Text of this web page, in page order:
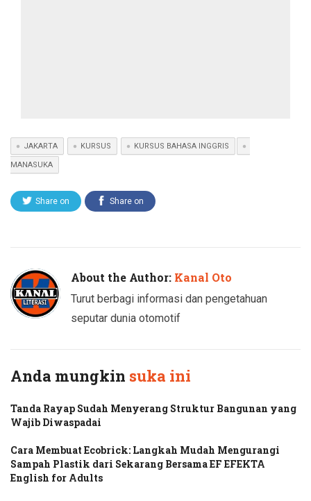
JAKARTA KURSUS KURSUS BAHASA INGGRIS
MANASUKA
Share on Share on
About the Author: Kanal Oto
Turut berbagi informasi dan pengetahuan
seputar dunia otomotif
Anda mungkin suka ini
Tanda Rayap Sudah Menyerang Struktur Bangunan yang
Wajib Diwaspadai
Cara Membuat Ecobrick: Langkah Mudah Mengurangi
Sampah Plastik dari Sekarang Bersama EF EFEKTA
English for Adults